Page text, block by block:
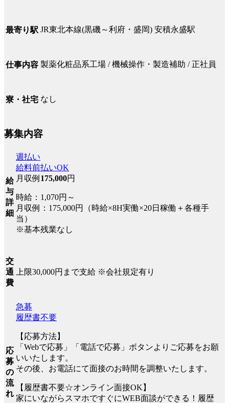
最寄り駅 JR東北本線(黒磯～利府・盛岡) 安積永盛駅
仕事内容 製薬化粧品系工場 / 機械操作・製造補助 / 正社員
寮・社宅 なし
募集内容
給
与
詳
細
週払い
給料前払いOK
月収例 175,000円
時給：1,070円～
月収例：175,000円（時給×8H実働×20日稼働＋各種手
当）
※基本残業なし
交
通
費
上限30,000円まで支給 ※会社規定有り
応
募
の
流
れ
急募
履歴書不要
【応募方法】
「Webで応募」「電話で応募」ボタンよりご応募をお願
いいたします。
その後、お電話にて面接のお時間を調整いたします。
【履歴書不要☆オンライン面接OK】
家にいながらスマホですぐにWEB面談ができる！履歴